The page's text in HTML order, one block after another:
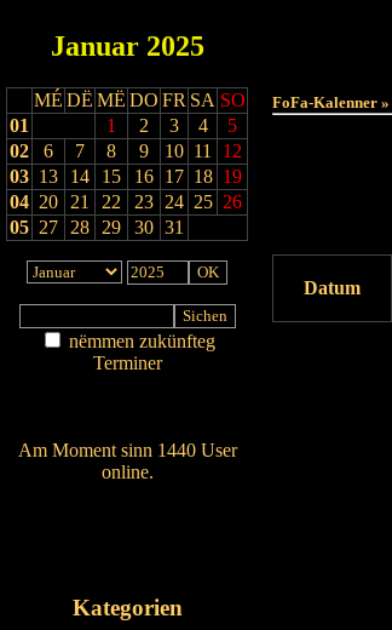
Januar 2025
MÉ DË MË DO FR SA SO
01
1 2 3 4
5
02
6 7 8 9 10 11
12
03 13 14 15 16 17 18 19
04 20 21 22 23 24 25 26
05 27 28 29 30 31
nëmmen zukünfteg
Terminer
Am Moment sinn 1440 User
online.
Kategorien
FoFa-Kalenner »
Datum